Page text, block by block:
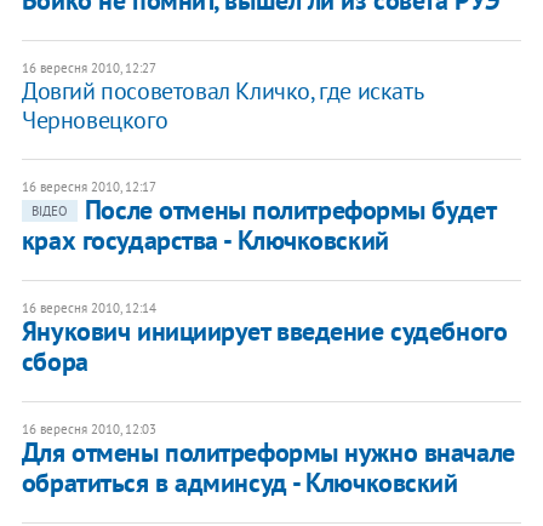
16 вересня 2010, 12:27
Довгий посоветовал Кличко, где искать
Черновецкого
16 вересня 2010, 12:17
ВІДЕО
После отмены политреформы будет
крах государства - Ключковский
16 вересня 2010, 12:14
Янукович инициирует введение судебного
сбора
16 вересня 2010, 12:03
​Для отмены политреформы нужно вначале
обратиться в админсуд - Ключковский